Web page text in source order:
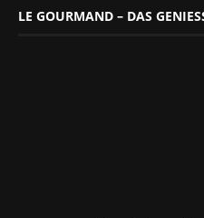
LE GOURMAND – DAS